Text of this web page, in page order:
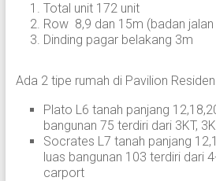
Total unit 172 unit
Row 8,9 dan 15m (badan
Dinding pagar belakang 3m
Ada 2 tipe rumah di Pavilion
Plato L6 tanah panjang
bangunan 75 terdiri dari 3KT,
Socrates L7 tanah panjang
luas bangunan 103 terdiri dari
carport